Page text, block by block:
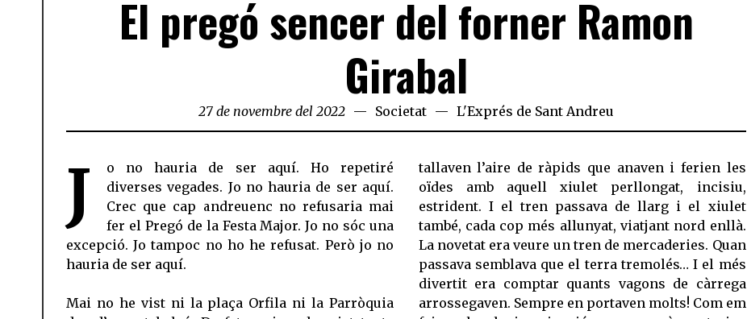
El pregó sencer del forner Ramon
Girabal
27 de novembre del 2022 Societat L'Exprés de Sant Andreu
J
o no hauria de ser aquí. Ho repetiré
diverses vegades. Jo no hauria de ser aquí.
Crec que cap andreuenc no refusaria mai
fer el Pregó de la Festa Major. Jo no sóc una
excepció. Jo tampoc no ho he refusat. Però jo no
hauria de ser aquí.
Mai no he vist ni la plaça Orfila ni la Parròquia
tallaven l’aire de ràpids que anaven i ferien les
oïdes amb aquell xiulet perllongat, incisiu,
estrident. I el tren passava de llarg i el xiulet
també, cada cop més allunyat, viatjant nord enllà.
La novetat era veure un tren de mercaderies. Quan
passava semblava que el terra tremolés… I el més
divertit era comptar quants vagons de càrrega
arrossegaven. Sempre en portaven molts! Com em